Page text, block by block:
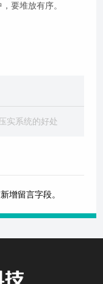
要堆放有序。
实系统的好处
增留言字段。